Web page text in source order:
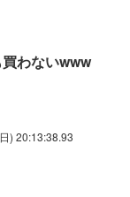
わないwww
) 20:13:38.93